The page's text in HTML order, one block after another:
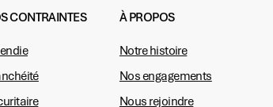
CONTRAINTES À PROPOS
Notre histoire
Nos engagements
Nous rejoindre